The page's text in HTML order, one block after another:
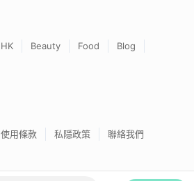
HK Beauty Food
Blog
使用條款 私隱政策 聯絡我們